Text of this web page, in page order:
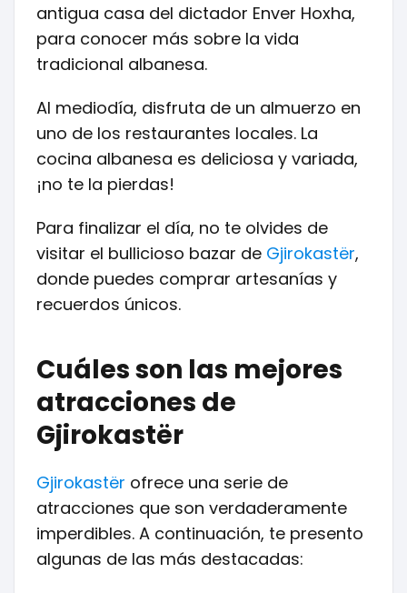
antigua casa del dictador Enver Hoxha,
para conocer más sobre la vida
tradicional albanesa.
Al mediodía, disfruta de un almuerzo en
uno de los restaurantes locales. La
cocina albanesa es deliciosa y variada,
¡no te la pierdas!
Para finalizar el día, no te olvides de
visitar el bullicioso bazar de Gjirokastër,
donde puedes comprar artesanías y
recuerdos únicos.
Cuáles son las mejores
atracciones de
Gjirokastër
Gjirokastër ofrece una serie de
atracciones que son verdaderamente
imperdibles. A continuación, te presento
algunas de las más destacadas: